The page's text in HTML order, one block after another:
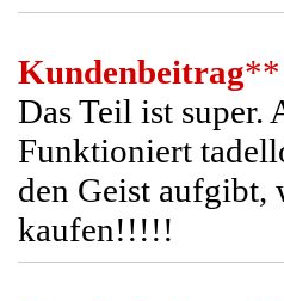
Kundenbeitrag**
Das Teil ist super.
Funktioniert
den Geist aufgibt,
kaufen!!!!!